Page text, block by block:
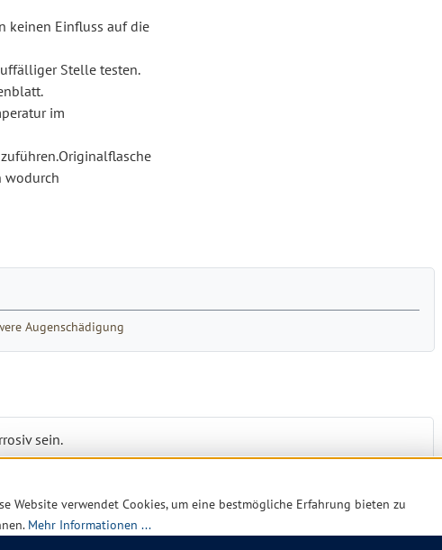
keinen Einfluss auf die
Stelle testen.
im
wodurch
Augenschädigung
sein.
Website verwendet Cookies, um eine bestmögliche Erfahrung bieten zu
Mehr Informationen ...